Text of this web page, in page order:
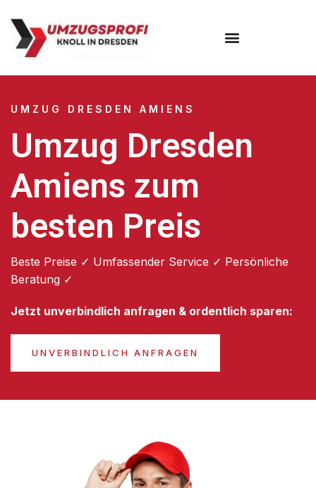
UMZUG DRESDEN AMIENS
Umzug Dresden
Amiens zum
besten Preis
Beste Preise ✓ Umfassender Service ✓ Persönliche
Beratung ✓
Jetzt unverbindlich anfragen & ordentlich sparen:
UNVERBINDLICH ANFRAGEN